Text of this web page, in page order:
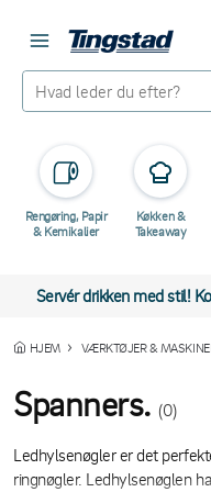
Rengøring, Papir
& Kemikalier
Køkken &
Takeaway
Servér drikken med stil!
HJEM VÆRKTØJER &
Spanners. (0)
Ledhylsenøgler er det
ringnøgler. Ledhylsenøglen